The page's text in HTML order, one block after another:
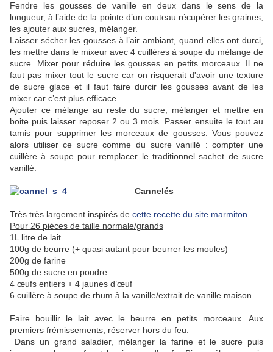
Fendre les gousses de vanille en deux dans le sens de la
longueur, à l’aide de la pointe d’un couteau récupérer les graines,
les ajouter aux sucres, mélanger.
Laisser sécher les gousses à l’air ambiant, quand elles ont durci,
les mettre dans le mixeur avec 4 cuillères à soupe du mélange de
sucre. Mixer pour réduire les gousses en petits morceaux. Il ne
faut pas mixer tout le sucre car on risquerait d'avoir une texture
de sucre glace et il faut faire durcir les gousses avant de les
mixer car c’est plus efficace.
Ajouter ce mélange au reste du sucre, mélanger et mettre en
boite puis laisser reposer 2 ou 3 mois. Passer ensuite le tout au
tamis pour supprimer les morceaux de gousses. Vous pouvez
alors utiliser ce sucre comme du sucre vanillé : compter une
cuillère à soupe pour remplacer le traditionnel sachet de sucre
vanillé.
Cannelés
Très très largement inspirés de cette recette du site marmiton
Pour 26 pièces de taille normale/grands
1L litre de lait
100g de beurre (+ quasi autant pour beurrer les moules)
200g de farine
500g de sucre en poudre
4 œufs entiers + 4 jaunes d’œuf
6 cuillère à soupe de rhum à la vanille/extrait de vanille maison
Faire bouillir le lait avec le beurre en petits morceaux. Aux
premiers frémissements, réserver hors du feu.
Dans un grand saladier, mélanger la farine et le sucre puis